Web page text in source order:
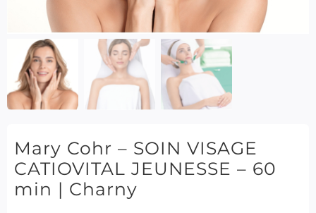
Mary Cohr – SOIN VISAGE
CATIOVITAL JEUNESSE – 60
min | Charny